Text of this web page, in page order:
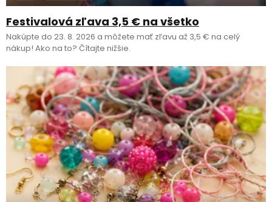
Festivalová zľava 3,5 € na všetko
Nakúpte do 23. 8. 2026 a môžete mať zľavu až 3,5 € na celý
nákup! Ako na to? Čítajte nižšie.